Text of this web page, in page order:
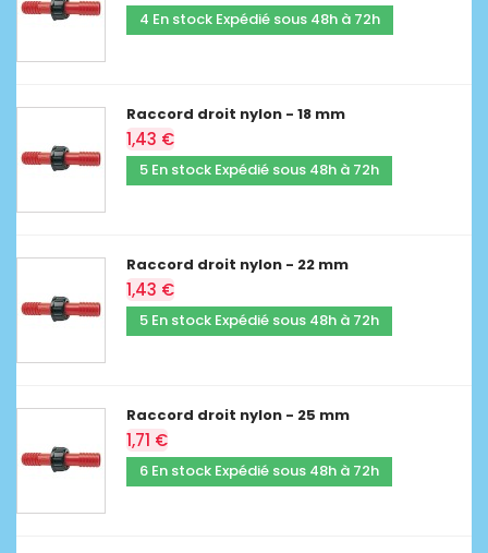
4 En stock Expédié sous 48h à 72h
Raccord droit nylon - 18 mm
1,43 €
5 En stock Expédié sous 48h à 72h
Raccord droit nylon - 22 mm
1,43 €
5 En stock Expédié sous 48h à 72h
Raccord droit nylon - 25 mm
1,71 €
6 En stock Expédié sous 48h à 72h